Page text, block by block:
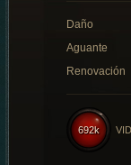
Daño
Aguante
Renovación
692k